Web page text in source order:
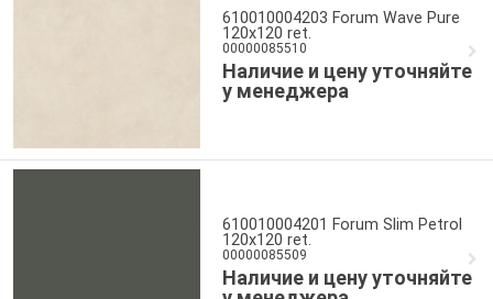
610010004203 Forum Wave Pure
120x120 ret.
00000085510
Наличие и цену уточняйте
у менеджера
610010004201 Forum Slim Petrol
120x120 ret.
00000085509
Наличие и цену уточняйте